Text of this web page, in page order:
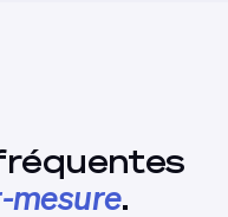
mesure.